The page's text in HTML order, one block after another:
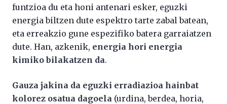
funtzioa du eta honi antenari esker, eguzki
energia biltzen dute espektro tarte zabal batean,
eta erreakzio gune espezifiko batera garraiatzen
dute. Han, azkenik, energia hori energia
kimiko bilakatzen da.
Gauza jakina da eguzki erradiazioa hainbat
kolorez osatua dagoela (urdina, berdea, horia,